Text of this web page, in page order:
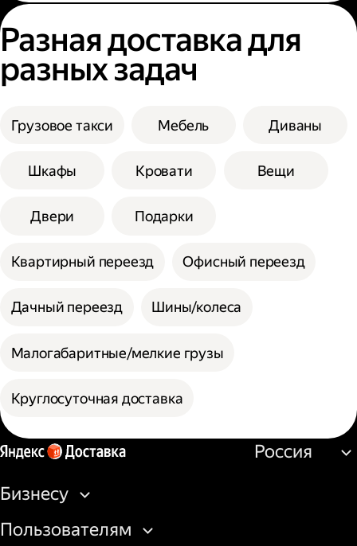
Разная доставка для
разных задач
Грузовое такси Мебель Диваны
Шкафы Кровати Вещи
Двери Подарки
Квартирный переезд Офисный переезд
Дачный переезд Шины/колеса
Малогабаритные/мелкие грузы
Круглосуточная доставка
Россия
Бизнесу
Пользователям